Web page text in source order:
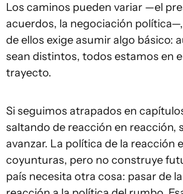
Los caminos pueden variar —el
acuerdos, la negociación
de ellos exige asumir algo básico:
sean distintos, todos estamos en
trayecto.
Si seguimos atrapados en
saltando de reacción en reacción,
avanzar. La política de la reacción
coyunturas, pero no construye
país necesita otra cosa: pasar de